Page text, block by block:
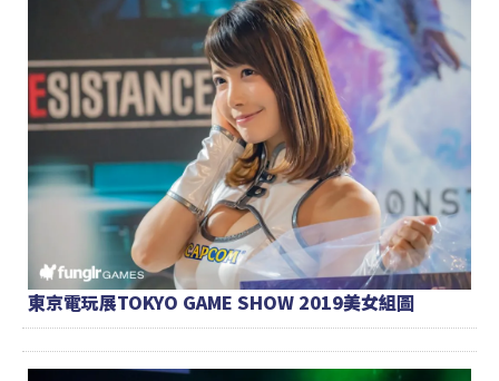
東京電玩展TOKYO GAME SHOW 2019美女組圖